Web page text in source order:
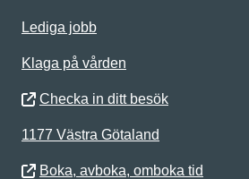
Lediga jobb
Klaga på vården
Checka in ditt besök
1177 Västra Götaland
Boka, avboka, omboka tid